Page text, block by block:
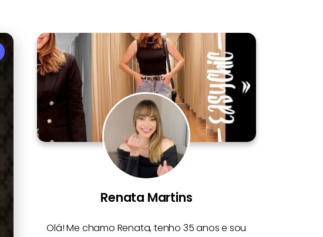
Renata Martins
Olá! Me chamo Renata, tenho 35 anos e sou